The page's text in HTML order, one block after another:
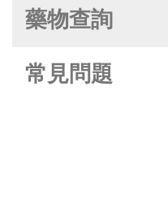
藥物查詢
常見問題